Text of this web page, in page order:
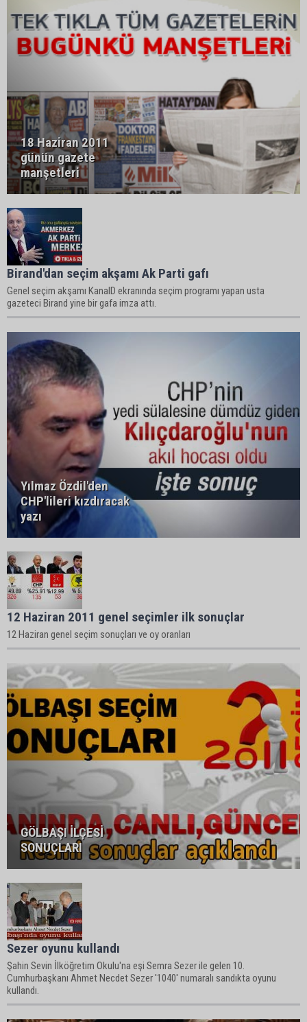
18 Haziran 2011
günün gazete
manşetleri
Birand'dan seçim akşamı Ak Parti gafı
Genel seçim akşamı KanalD ekranında seçim programı yapan usta
gazeteci Birand yine bir gafa imza attı.
Yılmaz Özdil'den
CHP'lileri kızdıracak
yazı
12 Haziran 2011 genel seçimler ilk sonuçlar
12 Haziran genel seçim sonuçları ve oy oranları
GÖLBAŞI İLÇESİ
SONUÇLARI
Sezer oyunu kullandı
Şahin Sevin İlköğretim Okulu'na eşi Semra Sezer ile gelen 10.
Cumhurbaşkanı Ahmet Necdet Sezer '1040' numaralı sandıkta oyunu
kullandı.